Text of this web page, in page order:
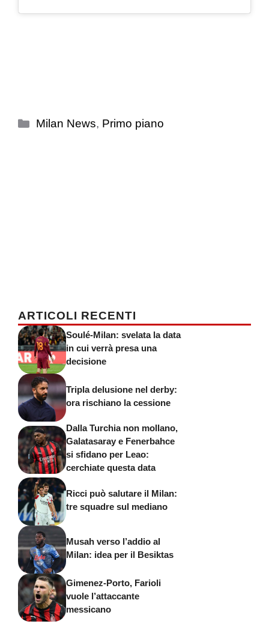
Categorie
Milan News, Primo piano
ARTICOLI RECENTI
Soulé-Milan: svelata la data
in cui verrà presa una
decisione
Tripla delusione nel derby:
ora rischiano la cessione
Dalla Turchia non mollano,
Galatasaray e Fenerbahce
si sfidano per Leao:
cerchiate questa data
Ricci può salutare il Milan:
tre squadre sul mediano
Musah verso l’addio al
Milan: idea per il Besiktas
Gimenez-Porto, Farioli
vuole l’attaccante
messicano